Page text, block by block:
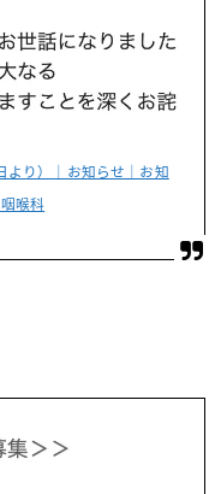
より）｜お知らせ｜お知
喉科